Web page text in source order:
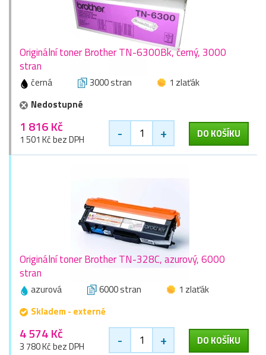
Originální toner Brother TN-6300Bk, černý, 3000
stran
černá 3000 stran
1 zlaťák
Nedostupné
1 816 Kč
1 501 Kč bez DPH - + DO KOŠÍKU
Originální toner Brother TN-328C, azurový, 6000
stran
azurová 6000 stran
1 zlaťák
Skladem - externě
4 574 Kč
3 780 Kč bez DPH - + DO KOŠÍKU